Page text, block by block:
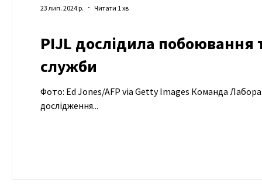
PIJL дослідила побоювання
служби
Фото: Ed Jones/AFP via Getty Images Команда
дослідження...
23 лип. 2024 р. Читати 1 хв